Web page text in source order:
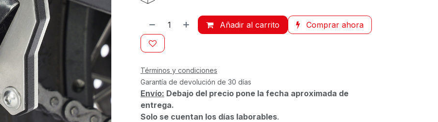
Añadir al carrito Comprar ahora
Términos y condiciones
Garantía de devolución de 30 días
Envío: Debajo del precio pone la fecha aproximada de
entrega.
Solo se cuentan los días laborables.